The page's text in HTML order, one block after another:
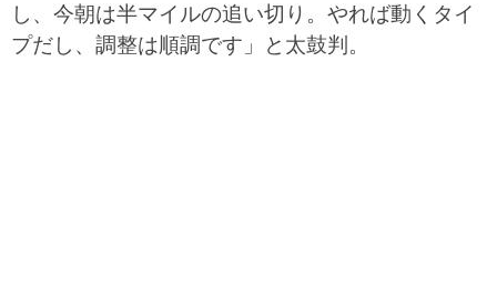
し、今朝は半マイルの追い切り。やれば動くタイ
プだし、調整は順調です」と太鼓判。